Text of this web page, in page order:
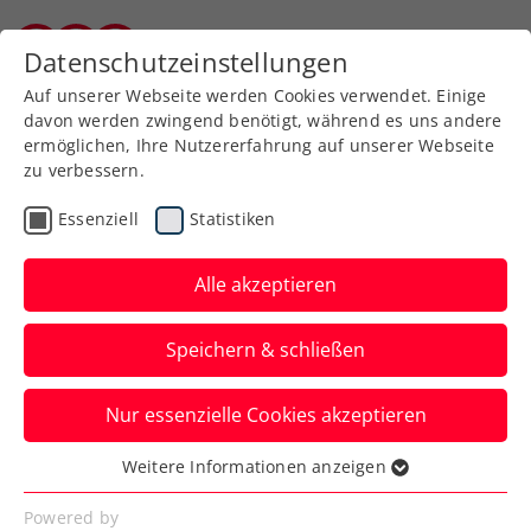
Aktuelle News
News filtern
Datenschutzeinstellungen
Auf unserer Webseite werden Cookies verwendet. Einige
davon werden zwingend benötigt, während es uns andere
ermöglichen, Ihre Nutzererfahrung auf unserer Webseite
zu verbessern.
Essenziell Statistiken
Alle akzeptieren
Speichern & schließen
Nur essenzielle Cookies akzeptieren
Essenziell
Essenzielle Cookies werden für grundlegende
Weitere Informationen anzeigen
Powered by